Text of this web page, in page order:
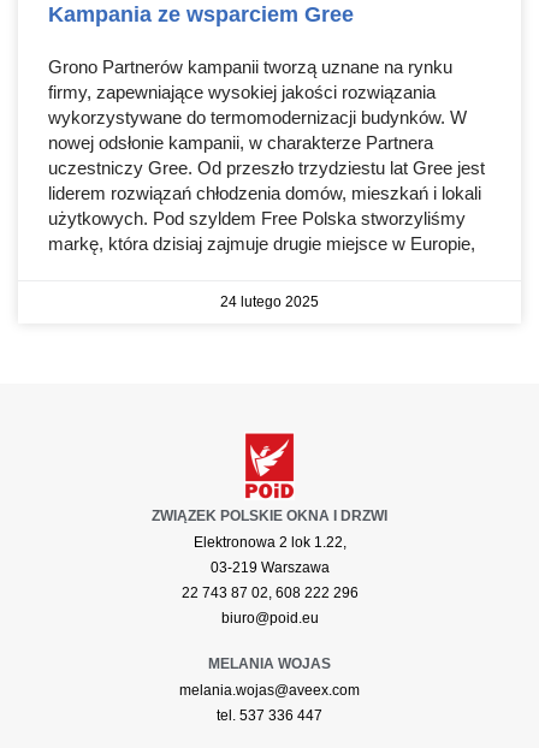
Kampania ze wsparciem Gree
Grono Partnerów kampanii tworzą uznane na rynku
firmy, zapewniające wysokiej jakości rozwiązania
wykorzystywane do termomodernizacji budynków. W
nowej odsłonie kampanii, w charakterze Partnera
uczestniczy Gree. Od przeszło trzydziestu lat Gree jest
liderem rozwiązań chłodzenia domów, mieszkań i lokali
użytkowych. Pod szyldem Free Polska stworzyliśmy
markę, która dzisiaj zajmuje drugie miejsce w Europie,
24 lutego 2025
ZWIĄZEK POLSKIE OKNA I DRZWI
Elektronowa 2 lok 1.22,
03-219 Warszawa
22 743 87 02, 608 222 296
biuro@poid.eu
MELANIA WOJAS
melania.wojas@aveex.com
tel. 537 336 447